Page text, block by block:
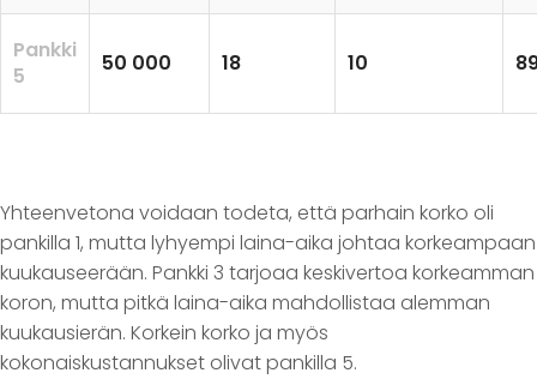
Pankki
5
50 000 18 10
Yhteenvetona voidaan todeta, että parhain korko oli
pankilla 1, mutta lyhyempi laina-aika johtaa korkeampaan
kuukauseerään. Pankki 3 tarjoaa keskivertoa korkeamman
koron, mutta pitkä laina-aika mahdollistaa alemman
kuukausierän. Korkein korko ja myös
kokonaiskustannukset olivat pankilla 5.